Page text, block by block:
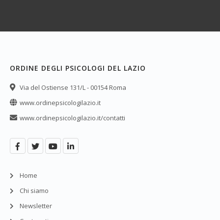
ORDINE DEGLI PSICOLOGI DEL LAZIO
Via del Ostiense 131/L - 00154 Roma
www.ordinepsicologilazio.it
www.ordinepsicologilazio.it/contatti
Home
Chi siamo
Newsletter